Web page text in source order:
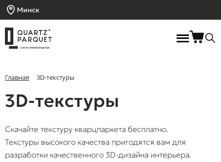
Минск
Главная 3D-текстуры
3D-текстуры
Скачайте текстуру кварцпаркета бесплатно.
Текстуры высокого качества пригодятся вам для
разработки качественного 3D-дизайна интерьера.